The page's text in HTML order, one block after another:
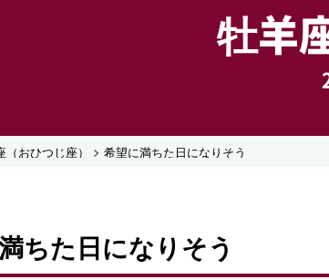
牡羊
（おひつじ座） > 希望に満ちた日になりそう
ちた日になりそう